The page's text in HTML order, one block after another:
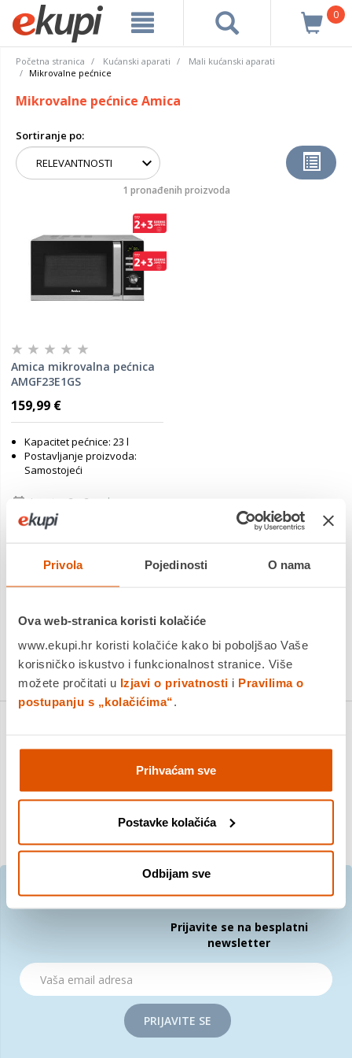
Privola Pojedinosti O nama
Ova web-stranica koristi kolačiće
www.ekupi.hr koristi kolačiće kako bi poboljšao Vaše
korisničko iskustvo i funkcionalnost stranice. Više
možete pročitati u Izjavi o privatnosti i Pravilima o
postupanju s „kolačićima“.
Prihvaćam sve
Postavke kolačića
Odbijam sve
0
Početna stranica Kućanski aparati
Mali kućanski aparati
Mikrovalne pećnice
Mikrovalne pećnice Amica
Sortiranje po:
1 pronađenih proizvoda
Amica mikrovalna pećnica
AMGF23E1GS
159,99 €
Kapacitet pećnice: 23 l
Postavljanje proizvoda:
Samostojeći
Jamstvo:2 + 3 god
Povrat robe moguć unutar 14
dana
Usporedite proizvod
Prijavite se na besplatni
newsletter
PRIJAVITE SE